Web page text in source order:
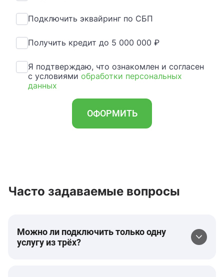
Подключить эквайринг по СБП
Получить кредит до 5 000 000 ₽
Я подтверждаю, что ознакомлен и согласен
с условиями обработки персональных
данных
ОФОРМИТЬ
Часто задаваемые вопросы
Можно ли подключить только одну
услугу из трёх?